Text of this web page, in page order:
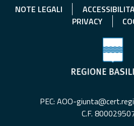
NOTE LEGALI
PRIVACY
PEC: AOO-
C.F.